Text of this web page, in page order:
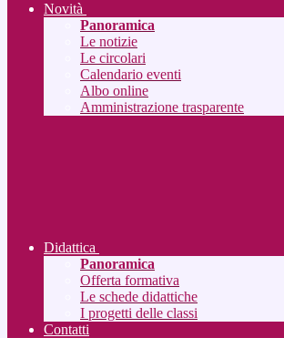
Novità
Panoramica
Le notizie
Le circolari
Calendario eventi
Albo online
Amministrazione trasparente
Didattica
Panoramica
Offerta formativa
Le schede didattiche
I progetti delle classi
Contatti